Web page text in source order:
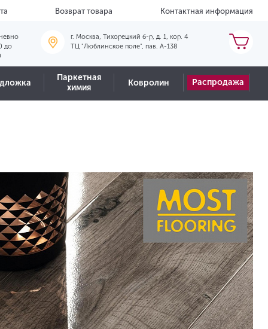
Возврат товара Контактная информация
до
г. Москва, Тихорецкий б-р, д. 1, кор. 4
ТЦ "Люблинское поле", пав. А-138
Паркетная
химия
Ковролин Распродажа